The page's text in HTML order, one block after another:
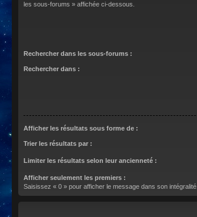
les sous-forums » affichée ci-dessous.
Rechercher dans les sous-forums :
Rechercher dans :
Afficher les résultats sous forme de :
Trier les résultats par :
Limiter les résultats selon leur ancienneté :
Afficher seulement les premiers :
Saisissez « 0 » pour afficher le message dans son intégralité.